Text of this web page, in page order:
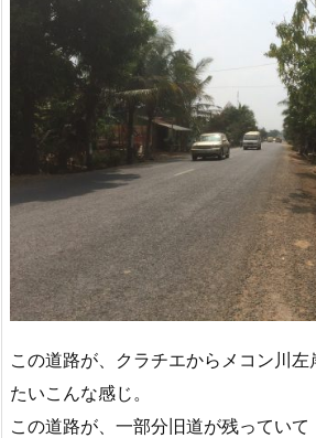
この道路が、クラチエからメコン川
たいこんな感じ。
この道路が、一部分旧道が残ってい